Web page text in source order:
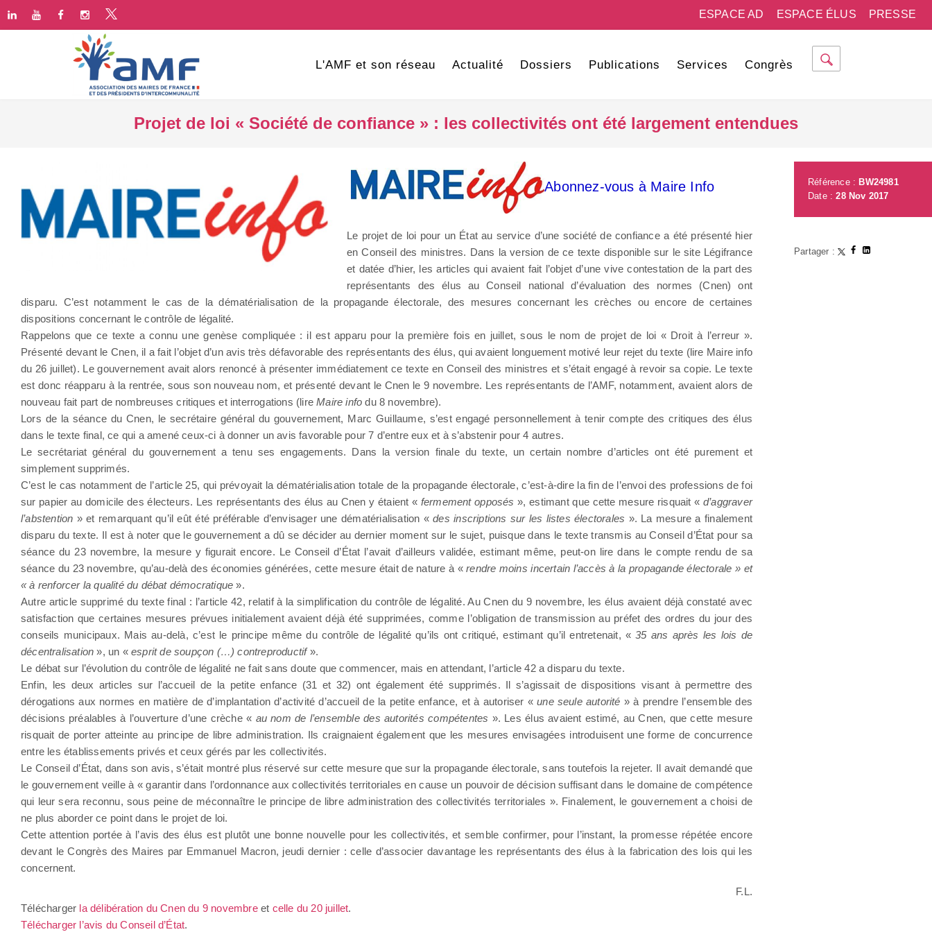
PRESSE
ESPACE ÉLUS
ESPACE AD
L'AMF et son réseau Actualité Dossiers Publications Services Congrès
Projet de loi « Société de confiance » : les collectivités ont été largement entendues
Abonnez-vous à Maire Info
Le projet de loi pour un État au service d’une société de confiance a été présenté hier
en Conseil des ministres. Dans la version de ce texte disponible sur le site Légifrance
et datée d’hier, les articles qui avaient fait l’objet d’une vive contestation de la part des
représentants des élus au Conseil national d’évaluation des normes (Cnen) ont
disparu. C’est notamment le cas de la dématérialisation de la propagande électorale, des mesures concernant les crèches ou encore de certaines
dispositions concernant le contrôle de légalité.
Rappelons que ce texte a connu une genèse compliquée : il est apparu pour la première fois en juillet, sous le nom de projet de loi « Droit à l’erreur ».
Présenté devant le Cnen, il a fait l’objet d’un avis très défavorable des représentants des élus, qui avaient longuement motivé leur rejet du texte (lire Maire info
du 26 juillet). Le gouvernement avait alors renoncé à présenter immédiatement ce texte en Conseil des ministres et s’était engagé à revoir sa copie. Le texte
est donc réapparu à la rentrée, sous son nouveau nom, et présenté devant le Cnen le 9 novembre. Les représentants de l’AMF, notamment, avaient alors de
nouveau fait part de nombreuses critiques et interrogations (lireMaire info du 8 novembre).
Lors de la séance du Cnen, le secrétaire général du gouvernement, Marc Guillaume, s’est engagé personnellement à tenir compte des critiques des élus
dans le texte final, ce qui a amené ceux-ci à donner un avis favorable pour 7 d’entre eux et à s’abstenir pour 4 autres.
Le secrétariat général du gouvernement a tenu ses engagements. Dans la version finale du texte, un certain nombre d’articles ont été purement et
simplement supprimés.
C’est le cas notamment de l’article 25, qui prévoyait la dématérialisation totale de la propagande électorale, c’est-à-dire la fin de l’envoi des professions de foi
sur papier au domicile des électeurs. Les représentants des élus au Cnen y étaient « fermement opposés », estimant que cette mesure risquait « d’aggraver
l’abstention » et remarquant qu’il eût été préférable d’envisager une dématérialisation «des inscriptions sur les listes électorales ». La mesure a finalement
disparu du texte. Il est à noter que le gouvernement a dû se décider au dernier moment sur le sujet, puisque dans le texte transmis au Conseil d’État pour sa
séance du 23 novembre, la mesure y figurait encore. Le Conseil d’État l’avait d’ailleurs validée, estimant même, peut-on lire dans le compte rendu de sa
séance du 23 novembre, qu’au-delà des économies générées, cette mesure était de nature à «rendre moins incertain l’accès à la propagande électorale » et
« à renforcer la qualité du débat démocratique ».
Autre article supprimé du texte final : l’article 42, relatif à la simplification du contrôle de légalité. Au Cnen du 9 novembre, les élus avaient déjà constaté avec
satisfaction que certaines mesures prévues initialement avaient déjà été supprimées, comme l’obligation de transmission au préfet des ordres du jour des
conseils municipaux. Mais au-delà, c’est le principe même du contrôle de légalité qu’ils ont critiqué, estimant qu’il entretenait, « 35 ans après les lois de
décentralisation », un «esprit de soupçon (…) contreproductif».
Le débat sur l’évolution du contrôle de légalité ne fait sans doute que commencer, mais en attendant, l’article 42 a disparu du texte.
Enfin, les deux articles sur l’accueil de la petite enfance (31 et 32) ont également été supprimés. Il s’agissait de dispositions visant à permettre des
dérogations aux normes en matière de d’implantation d’activité d’accueil de la petite enfance, et à autoriser «une seule autorité » à prendre l’ensemble des
décisions préalables à l’ouverture d’une crèche « au nom de l’ensemble des autorités compétentes ». Les élus avaient estimé, au Cnen, que cette mesure
risquait de porter atteinte au principe de libre administration. Ils craignaient également que les mesures envisagées introduisent une forme de concurrence
entre les établissements privés et ceux gérés par les collectivités.
Le Conseil d’État, dans son avis, s’était montré plus réservé sur cette mesure que sur la propagande électorale, sans toutefois la rejeter. Il avait demandé que
le gouvernement veille à « garantir dans l’ordonnance aux collectivités territoriales en cause un pouvoir de décision suffisant dans le domaine de compétence
qui leur sera reconnu, sous peine de méconnaître le principe de libre administration des collectivités territoriales ». Finalement, le gouvernement a choisi de
ne plus aborder ce point dans le projet de loi.
Cette attention portée à l’avis des élus est plutôt une bonne nouvelle pour les collectivités, et semble confirmer, pour l’instant, la promesse répétée encore
devant le Congrès des Maires par Emmanuel Macron, jeudi dernier : celle d’associer davantage les représentants des élus à la fabrication des lois qui les
concernent.
F.L.
Télécharger la délibération du Cnen du 9 novembreet celle du 20 juillet.
Télécharger l’avis du Conseil d’État.
Référence : BW24981
Date :28 Nov 2017
Partager :